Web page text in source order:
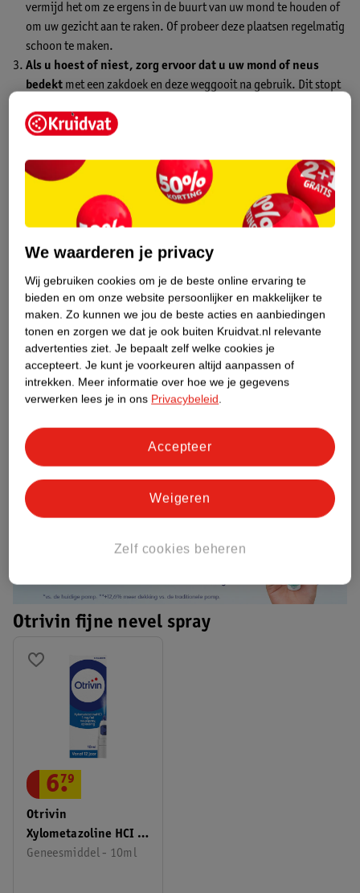
vermijd het om ze ergens in de buurt van uw mond te houden of
om uw gezicht aan te raken. Of probeer deze plaatsen regelmatig
schoon te maken.
Als u hoest of niest, zorg ervoor dat u uw mond of neus
bedekt met een zakdoek en deze weggooit na gebruik. Dit stopt
daarna uw handen om ervoor te zorgen dat alle ziektekiemen
Was uw handen met zeep en water.Dit lijkt voor de hand
liggend maar veel mensen gebruiken ontsmettingsmiddelen. Een
ontsmettingsmiddel zal bacteriën doden, maar het doodt geen
virussen. Alcohol-gebaseerde ontsmettingsmiddelen zijn
Goed en regelmatig slapen en etenzijn van cruciaal belang
om u gezond te voelen en het immuunsysteem te stimuleren.
Uw lichaam is sterker als er goed voor wordt gezorgd.Zeven of
meer uren slaapper nacht en een goed gebalanceerd dieet,
geeft uw lichaam de brandstof en rust die nodig is om infectie en
ziekte te bestrijden.
Otrivin xylometazoline is een geneesmiddel. Lees voor het kopen de
aanwijzingen op de verpakking. Trademark owned or licensed by
Haleon. ©2024 Haleon or licensor
Otrivin fijne nevel spray
Otrivin
Xylometazoline HCI 1
Mg/ml Neusspray
Geneesmiddel - 10ml
6.
79
We waarderen je privacy
Wij gebruiken cookies om je de beste online ervaring te
bieden en om onze website persoonlijker en makkelijker te
maken. Zo kunnen we jou de beste acties en aanbiedingen
tonen en zorgen we dat je ook buiten Kruidvat.nl relevante
advertenties ziet. Je bepaalt zelf welke cookies je
accepteert. Je kunt je voorkeuren altijd aanpassen of
intrekken. Meer informatie over hoe we je gegevens
verwerken lees je in ons Privacybeleid.
Zelf cookies beheren
Weigeren
Accepteer